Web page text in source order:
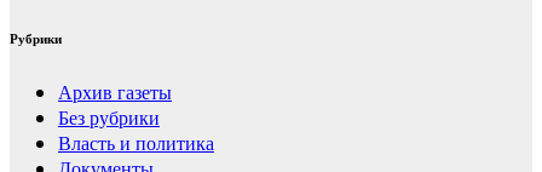
Рубрики
Архив газеты
Без рубрики
Власть и политика